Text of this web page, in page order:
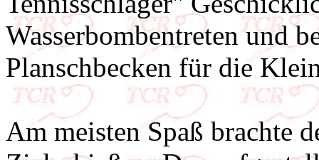
Wasserbombentreten und
Planschbecken für die
Am meisten Spaß brachte